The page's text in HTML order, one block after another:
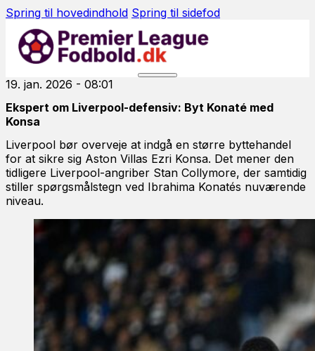
Spring til hovedindhold Spring til sidefod
19. jan. 2026 - 08:01
Ekspert om Liverpool-defensiv: Byt Konaté med
Konsa
Liverpool bør overveje at indgå en større byttehandel
for at sikre sig Aston Villas Ezri Konsa. Det mener den
tidligere Liverpool-angriber Stan Collymore, der samtidig
stiller spørgsmålstegn ved Ibrahima Konatés nuværende
niveau.